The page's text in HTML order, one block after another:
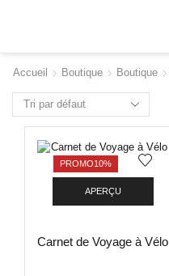
Accueil Boutique Boutique
PROMO10%
APERÇU
Carnet de Voyage à Vélo